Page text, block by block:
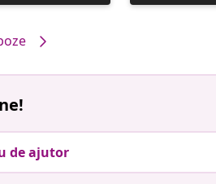
publicată
de ajutor